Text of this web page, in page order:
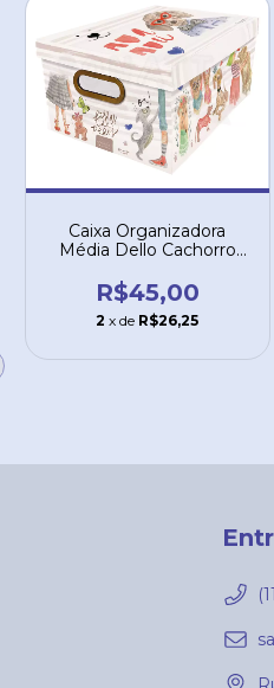
Caixa Organizadora
Média Dello Cachorro
R$45,00
2 x de R$26,25